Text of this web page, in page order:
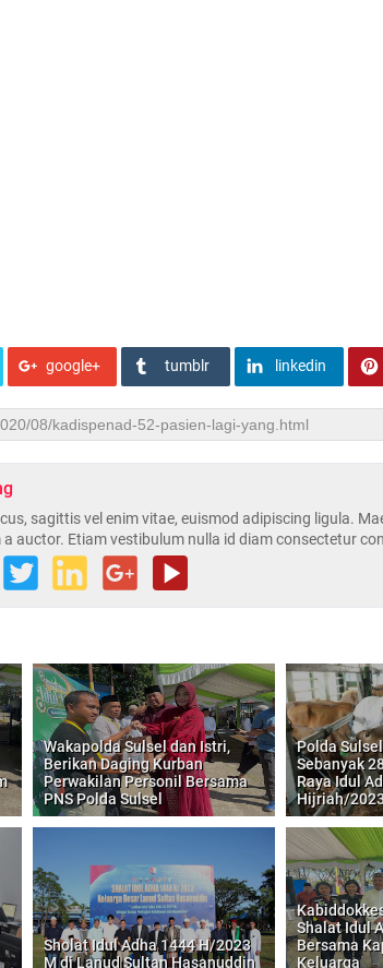
google+ tumblr linkedin
sagittis vel enim vitae, euismod adipiscing ligula.
auctor. Etiam vestibulum nulla id diam consectetur
Wakapolda Sulsel dan Istri,
Berikan Daging Kurban
Perwakilan Personil Bersama
PNS Polda Sulsel
Polda
Sebanyak
Raya Idul
Hijriah/
Sholat Idul Adha 1444 H/2023
M di Lanud Sultan Hasanuddin
Shalat Idul
Bersama
Keluarga